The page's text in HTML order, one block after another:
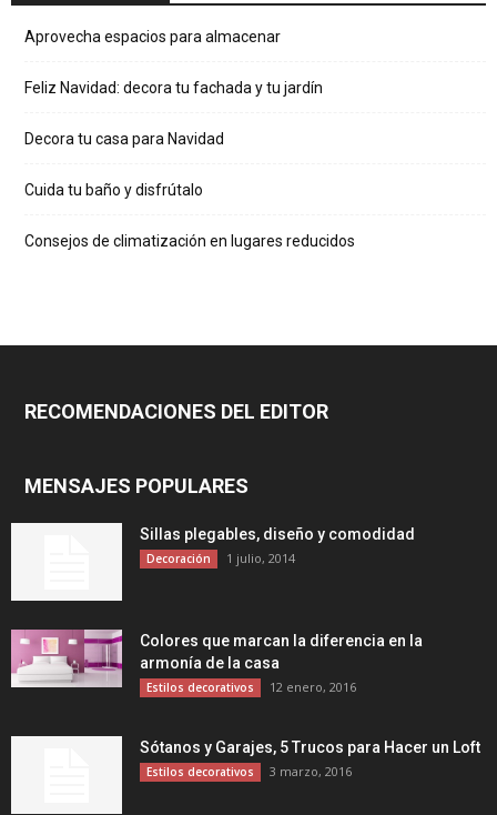
Aprovecha espacios para almacenar
Feliz Navidad: decora tu fachada y tu jardín
Decora tu casa para Navidad
Cuida tu baño y disfrútalo
Consejos de climatización en lugares reducidos
RECOMENDACIONES DEL EDITOR
MENSAJES POPULARES
Sillas plegables, diseño y comodidad
Decoración 1 julio, 2014
Colores que marcan la diferencia en la
armonía de la casa
Estilos decorativos 12 enero, 2016
Sótanos y Garajes, 5 Trucos para Hacer un Loft
Estilos decorativos 3 marzo, 2016